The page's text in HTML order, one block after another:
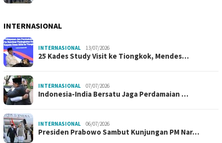
INTERNASIONAL
INTERNASIONAL 13/07/2026
25 Kades Study Visit ke Tiongkok, Mendes…
INTERNASIONAL 07/07/2026
Indonesia-India Bersatu Jaga Perdamaian …
INTERNASIONAL 06/07/2026
Presiden Prabowo Sambut Kunjungan PM Nar…